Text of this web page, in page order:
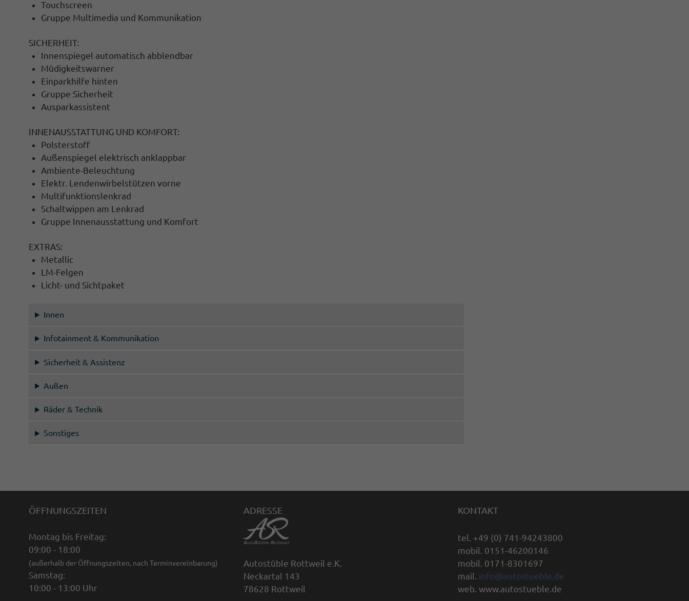
Touchscreen
Gruppe Multimedia und Kommunikation
SICHERHEIT:
Innenspiegel automatisch abblendbar
Müdigkeitswarner
Einparkhilfe hinten
Gruppe Sicherheit
Ausparkassistent
INNENAUSSTATTUNG UND KOMFORT:
Polsterstoff
Außenspiegel elektrisch anklappbar
Ambiente-Beleuchtung
Elektr. Lendenwirbelstützen vorne
Multifunktionslenkrad
Schaltwippen am Lenkrad
Gruppe Innenausstattung und Komfort
EXTRAS:
Metallic
LM-Felgen
Licht- und Sichtpaket
Innen
Infotainment & Kommunikation
Sicherheit & Assistenz
Außen
Räder & Technik
Sonstiges
ÖFFNUNGSZEITEN
Montag bis Freitag:
09:00 - 18:00
(außerhalb der Öffnungszeiten, nach Terminvereinbarung)
Samstag:
10:00 - 13:00 Uhr
ADRESSE
Autostüble Rottweil e.K.
Neckartal 143
78628 Rottweil
KONTAKT
tel. +49 (0) 741-94243800
mobil. 0151-46200146
mobil. 0171-8301697
mail. info@autostueble.de
web. www.autostueble.de